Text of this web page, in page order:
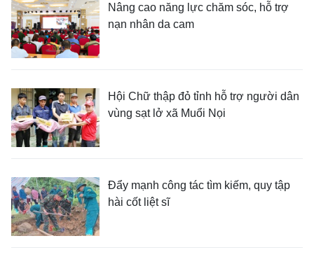
Nâng cao năng lực chăm sóc, hỗ trợ
nạn nhân da cam
Hội Chữ thập đỏ tỉnh hỗ trợ người dân
vùng sạt lở xã Muổi Nọi
Đẩy mạnh công tác tìm kiếm, quy tập
hài cốt liệt sĩ